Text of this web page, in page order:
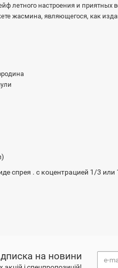
летного настроения и
жасмина, являющегося, как
спрея . с коцентрацией 1/3
на новини